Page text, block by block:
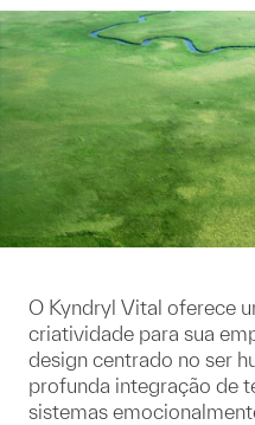
O Kyndryl Vital oferece
criatividade para sua
design centrado no ser
profunda integração de
sistemas